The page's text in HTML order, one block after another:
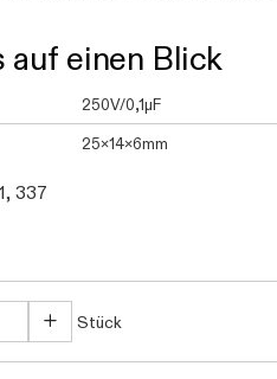
einen Blick
250V/0,1µF
25x14x6mm
337
Stück